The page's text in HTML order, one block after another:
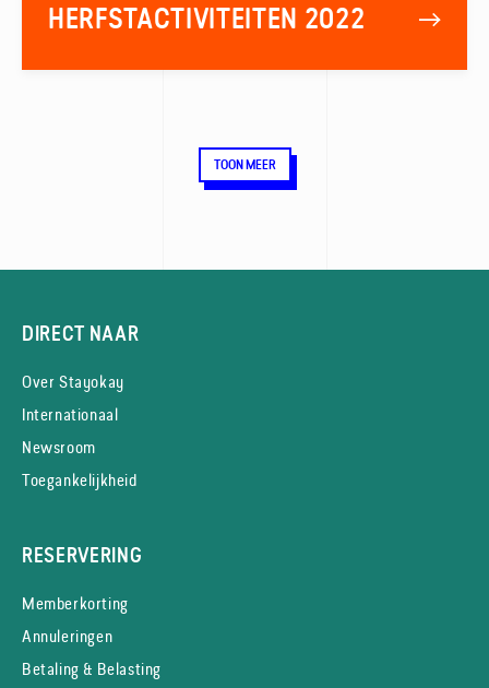
HERFSTACTIVITEITEN 2022
TOON MEER
DIRECT NAAR
Over Stayokay
Internationaal
Newsroom
Toegankelijkheid
RESERVERING
Memberkorting
Annuleringen
Betaling & Belasting